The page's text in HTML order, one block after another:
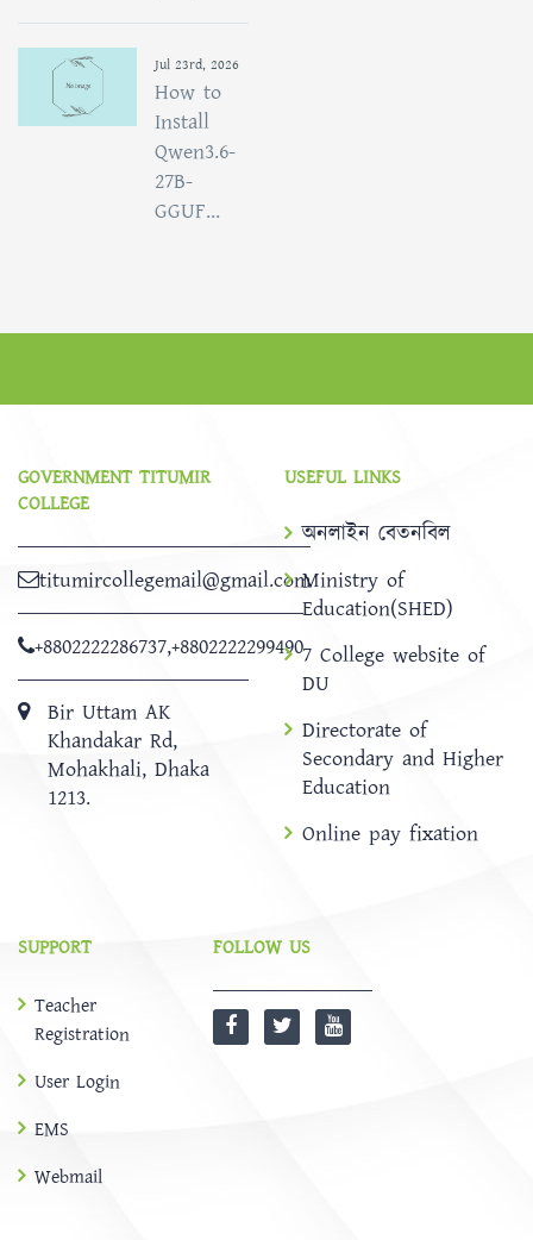
Jul 23rd, 2026
How to
Install
Qwen3.6-
27B-
GGUF...
GOVERNMENT TITUMIR
COLLEGE
titumircollegemail@gmail.com
+8802222286737,+8802222299490
Bir Uttam AK
Khandakar Rd,
Mohakhali, Dhaka
1213.
USEFUL LINKS
অনলাইন বেতনবিল
Ministry of
Education(SHED)
7 College website of
DU
Directorate of
Secondary and Higher
Education
Online pay fixation
SUPPORT
Teacher
Registration
User Login
EMS
Webmail
FOLLOW US